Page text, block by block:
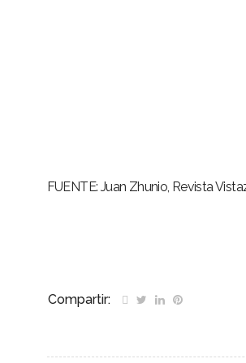
FUENTE: Juan Zhunio, Revista
Compartir: